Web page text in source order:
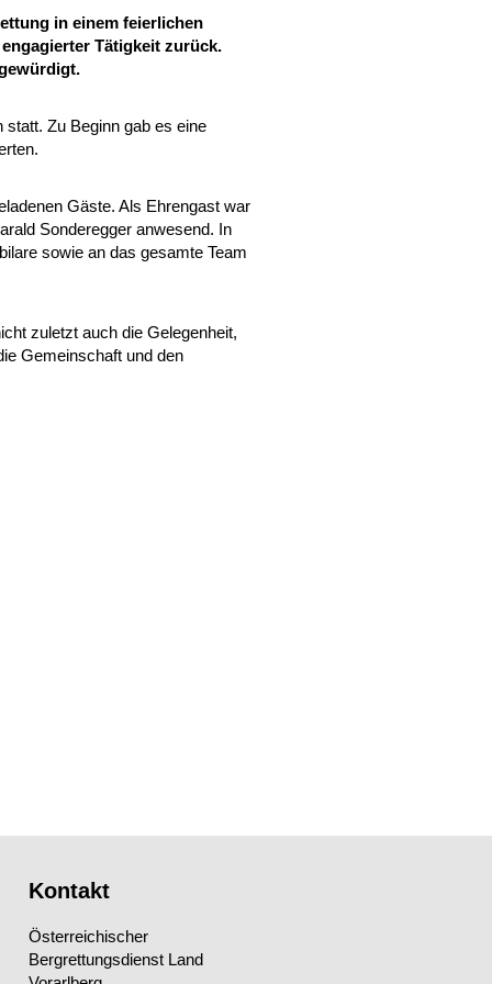
in einem feierlichen
Tätigkeit zurück.
Zu Beginn gab es eine
Gäste. Als Ehrengast war
Sonderegger anwesend. In
sowie an das gesamte Team
zuletzt auch die Gelegenheit,
Gemeinschaft und den
Kontakt
Österreichischer
Bergrettungsdienst Land